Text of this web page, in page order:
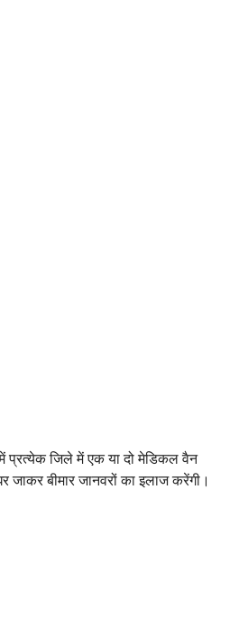
प्रत्येक जिले में एक या दो मेडिकल वैन
जाकर बीमार जानवरों का इलाज करेंगी।